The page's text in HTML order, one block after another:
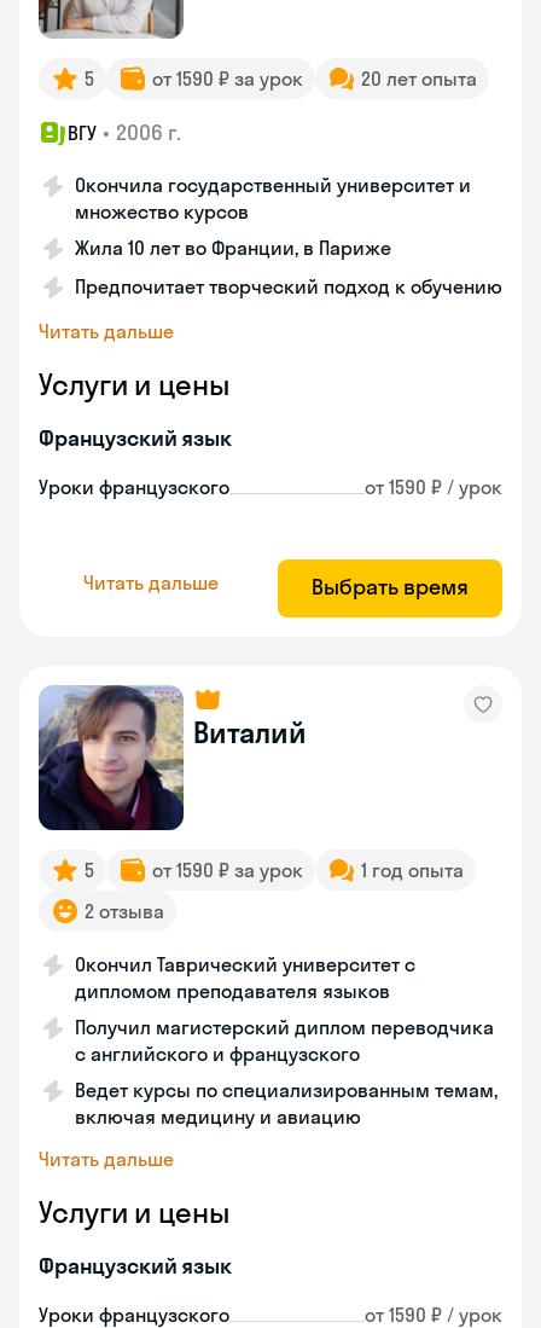
5 от 1590 ₽ за урок 20 лет опыта
ВГУ • 2006 г.
Окончила государственный университет и
множество курсов
Жила 10 лет во Франции, в Париже
Предпочитает творческий подход к обучению
Читать дальше
Услуги и цены
Французский язык
Уроки французского от 1590 ₽ / урок
Читать дальше Выбрать время
Виталий
5 от 1590 ₽ за урок
1 год опыта
2 отзыва
Окончил Таврический университет с
дипломом преподавателя языков
Получил магистерский диплом переводчика
с английского и французского
Ведет курсы по специализированным темам,
включая медицину и авиацию
Читать дальше
Услуги и цены
Французский язык
Уроки французского от 1590 ₽ / урок